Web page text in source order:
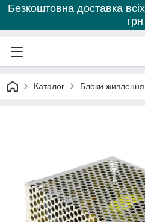
Безкоштовна доставка
грн
Каталог Блоки живлення